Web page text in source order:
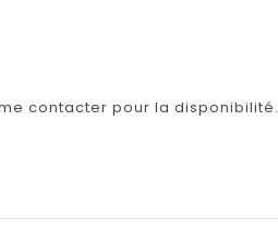
contacter pour la disponibilité.